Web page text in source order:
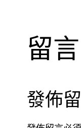
留言
發佈